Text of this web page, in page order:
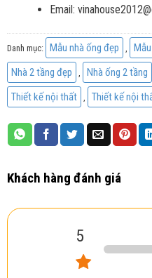
Email:
Danh mục: Mẫu nhà ống đẹp
Nhà 2 tầng đẹp Nhà ống 2 tầng
Thiết kế nội thất Thiết kế nội
Khách hàng đánh giá
5